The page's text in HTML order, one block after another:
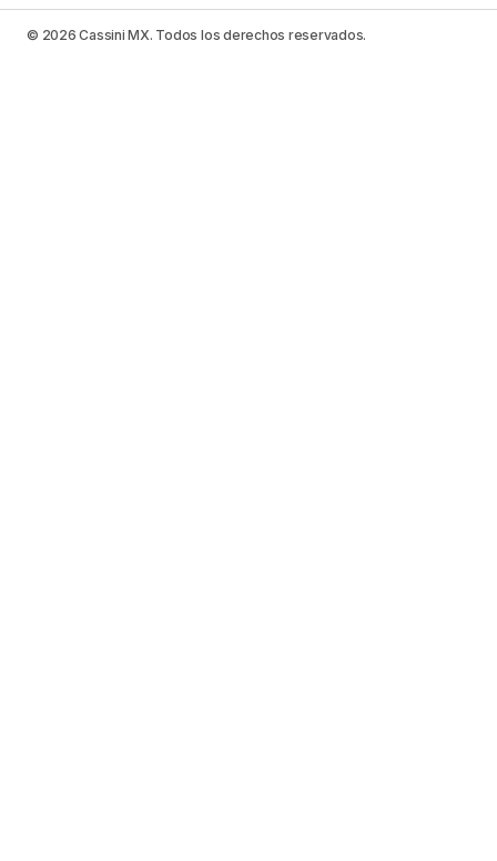
© 2026 Cassini MX. Todos los derechos reservados.